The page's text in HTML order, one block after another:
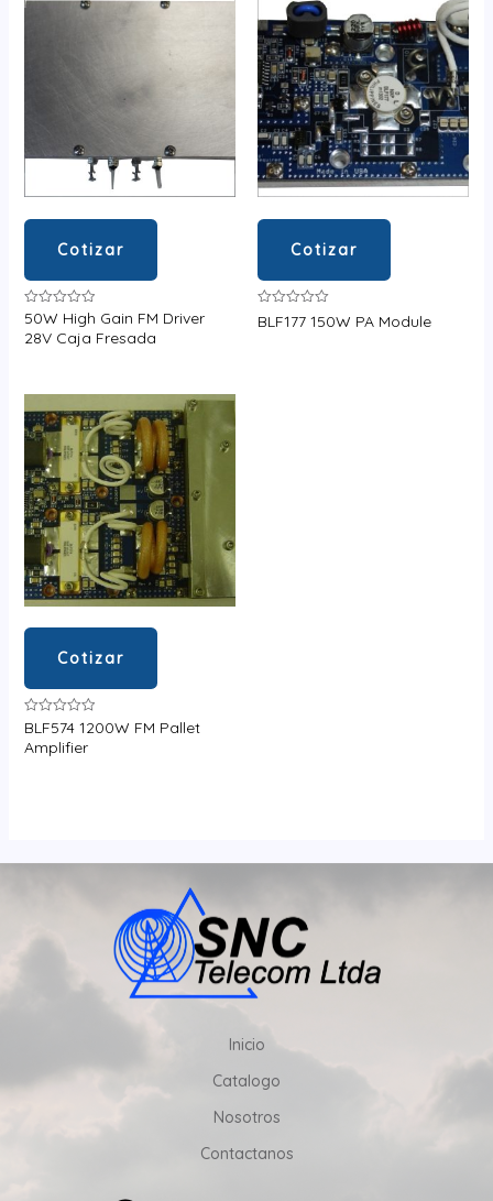
Cotizar
Valorado
0
50W High Gain FM Driver
28V Caja Fresada
Cotizar
Valorado
en
BLF177 150W PA Module
Cotizar
Valorado
en
0
BLF574 1200W FM Pallet
Amplifier
Inicio
Catalogo
Nosotros
Contactanos